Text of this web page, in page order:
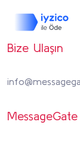
Bize Ulaşın
MessageGate